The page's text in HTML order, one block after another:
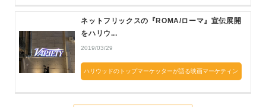
ネットフリックスの『ROMA/ローマ』宣伝展開
をハリウ...
2019/03/29
ハリウッドのトップマーケッターが語る映画マーケティン